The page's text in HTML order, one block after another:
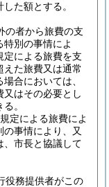
た額とする。
の者から旅費の支
別の事情によ
定による旅費を支
た旅費又は通常
合においては、
はその必要とし
。
定による旅費によ
事情により、又
、市長と協議して
役務提供者がこの